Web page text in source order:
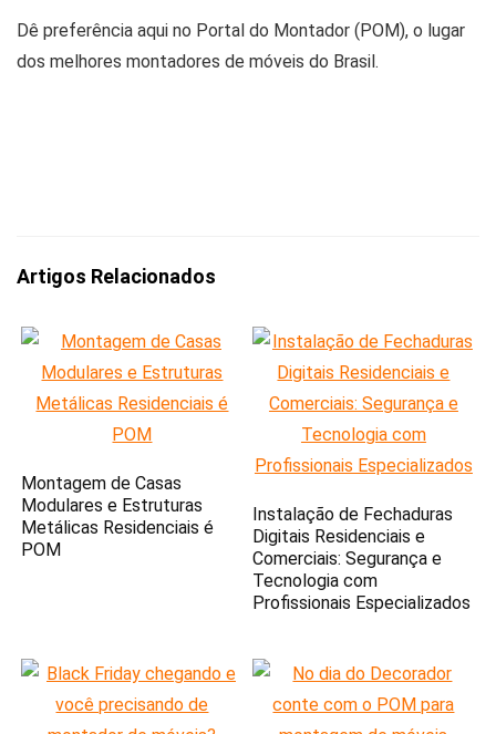
Dê preferência aqui no Portal do Montador (POM), o lugar
dos melhores montadores de móveis do Brasil.
Artigos Relacionados
Montagem de Casas
Modulares e Estruturas
Metálicas Residenciais é
POM
Instalação de Fechaduras
Digitais Residenciais e
Comerciais: Segurança e
Tecnologia com
Profissionais Especializados